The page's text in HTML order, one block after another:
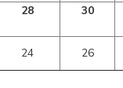
28 30
24 26